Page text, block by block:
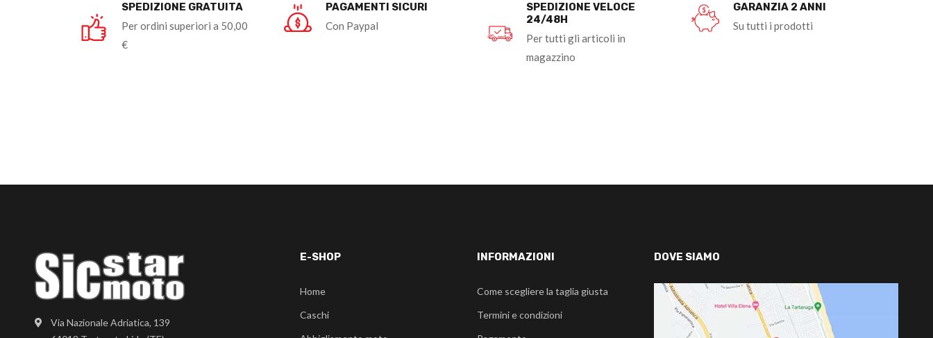
SPEDIZIONE GRATUITA
Per ordini superiori a 50,00
€
PAGAMENTI SICURI
Con Paypal
SPEDIZIONE VELOCE
24/48H
Per tutti gli articoli in
magazzino
GARANZIA 2 ANNI
Su tutti i prodotti
Via Nazionale Adriatica, 139
E-SHOP
Home
Caschi
INFORMAZIONI
Come scegliere la taglia giusta
Termini e condizioni
DOVE SIAMO